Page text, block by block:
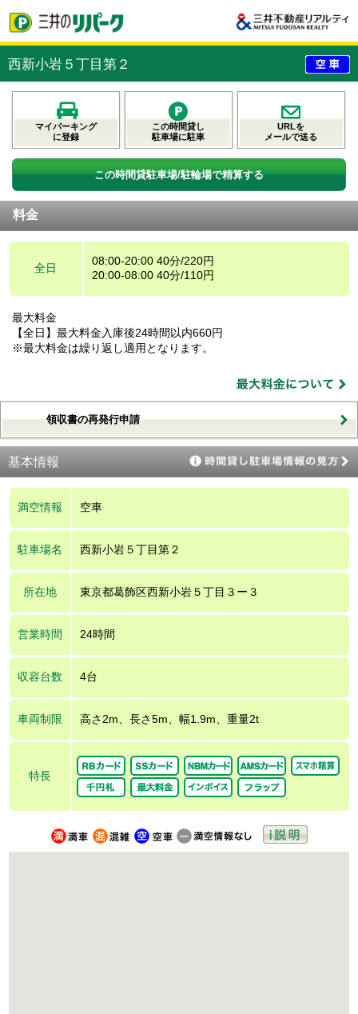
西新小岩５丁目第２
マイパーキング
に登録
この時間貸し
駐車場に駐車
URLを
メールで送る
この時間貸駐車場/駐輪場で精算する
料金
全日
08:00-20:00 40分/220円
20:00-08:00 40分/110円
最大料金
【全日】最大料金入庫後24時間以内660円
※最大料金は繰り返し適用となります。
領収書の再発行申請
基本情報
満空情報 空車
駐車場名 西新小岩５丁目第２
所在地 東京都葛飾区西新小岩５丁目３ー３
営業時間 24時間
収容台数 4台
車両制限 高さ2m、長さ5m、幅1.9m、重量2t
特長